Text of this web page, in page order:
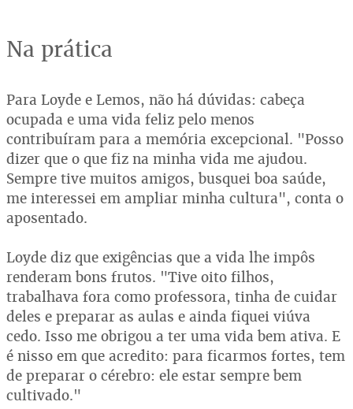
Na prática
Para Loyde e Lemos, não há dúvidas: cabeça
ocupada e uma vida feliz pelo menos
contribuíram para a memória excepcional. "Posso
dizer que o que fiz na minha vida me ajudou.
Sempre tive muitos amigos, busquei boa saúde,
me interessei em ampliar minha cultura", conta o
aposentado.
Loyde diz que exigências que a vida lhe impôs
renderam bons frutos. "Tive oito filhos,
trabalhava fora como professora, tinha de cuidar
deles e preparar as aulas e ainda fiquei viúva
cedo. Isso me obrigou a ter uma vida bem ativa. E
é nisso em que acredito: para ficarmos fortes, tem
de preparar o cérebro: ele estar sempre bem
cultivado."